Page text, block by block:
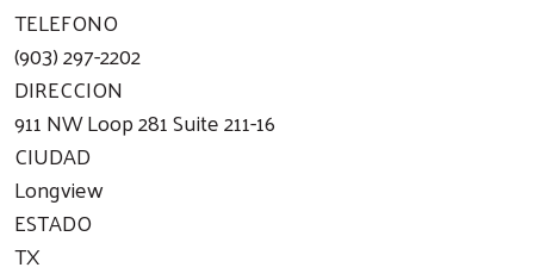
TELEFONO
(903) 297-2202
DIRECCION
911 NW Loop 281 Suite 211-16
CIUDAD
Longview
ESTADO
TX